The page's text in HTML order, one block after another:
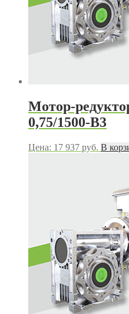
Мотор-
0,75/1500-В3
Цена: 17 937 руб. В